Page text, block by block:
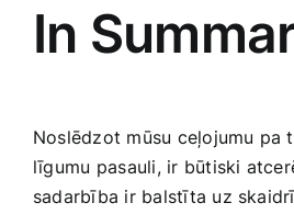
In
Noslēdzot mūsu ceļojumu pa
līgumu⁤ pasauli, ir būtiski
sadarbība ir balstīta uz